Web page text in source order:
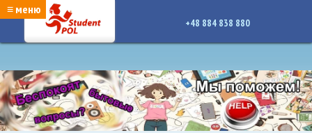
google-site-verification: google7a917c261df1566b.htmlgoogle-site-verification:
google7a917c261df1566b.html
≡ меню
+48 884 838 880